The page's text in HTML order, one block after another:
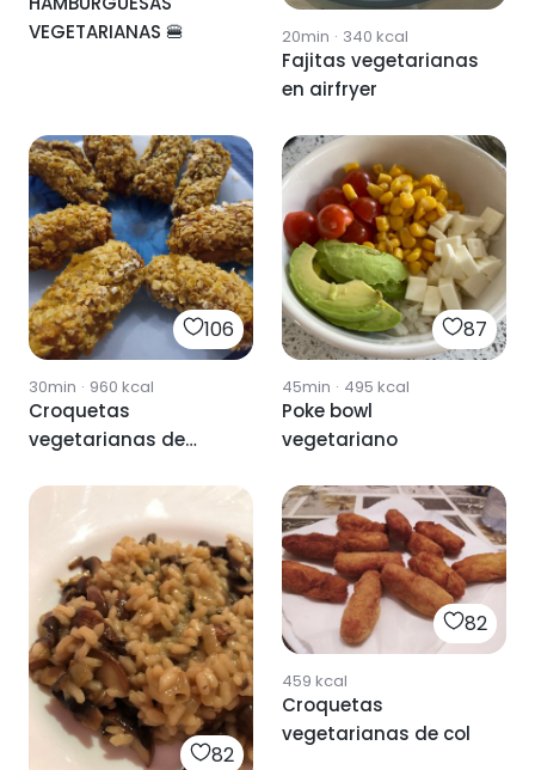
VEGETARIANAS 🍔
20min · 340 kcal
Fajitas vegetarianas
en airfryer
106
30min · 960 kcal
Croquetas
vegetarianas de
87
45min · 495 kcal
Poke bowl
vegetariano
82
82
459 kcal
Croquetas
vegetarianas de col